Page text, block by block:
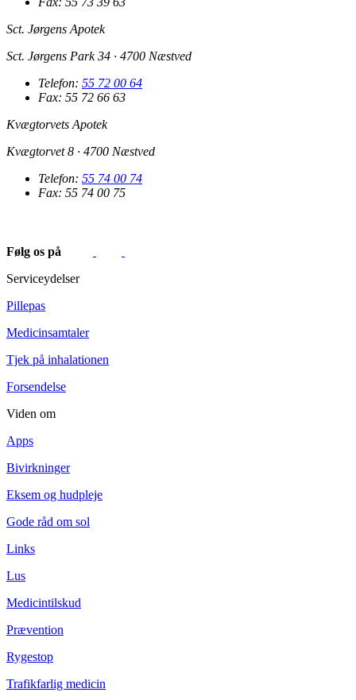
Sct. Jørgens Apotek
Sct. Jørgens Park 34 · 4700 Næstved
Telefon: 55 72 00 64
Fax: 55 72 66 63
Kvægtorvets Apotek
Kvægtorvet 8 · 4700 Næstved
Telefon: 55 74 00 74
Fax: 55 74 00 75
Følg os på
Serviceydelser
Pillepas
Medicinsamtaler
Tjek på inhalationen
Forsendelse
Viden om
Apps
Bivirkninger
Eksem og hudpleje
Gode råd om sol
Links
Lus
Medicintilskud
Prævention
Rygestop
Trafikfarlig medicin